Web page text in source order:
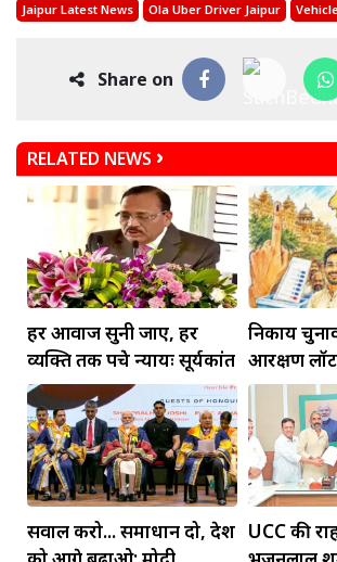
Jaipur Latest News
Ola Uber Driver Jaipur
Share on
RELATED NEWS
हर आवाज सुनी जाए, हर
व्यक्ति तक पहुंचे न्यायः सूर्यकांत
निकाय
आरक्षण
सवाल करो... समाधान दो, देश UCC की